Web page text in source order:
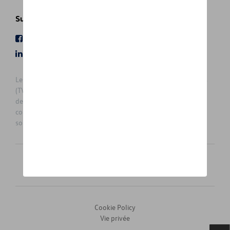
Suivez nous
Les prix affichés sur le présent site sont des prix recommandés
(TVAc), hors éventuels frais de montage. Pour connaitre le prix
de vente actuel et les éventuels frais de montage, veuillez
contacter votre concessionnaire/agent. Les prix recommandés
sont sujets à des changements sans préavis.
Cookie Policy
Vie privée